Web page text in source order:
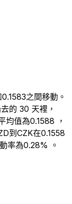
之間移動。
的 30 天裡，
均值為0.1588 ，
到CZK在0.1558
率為0.28% 。